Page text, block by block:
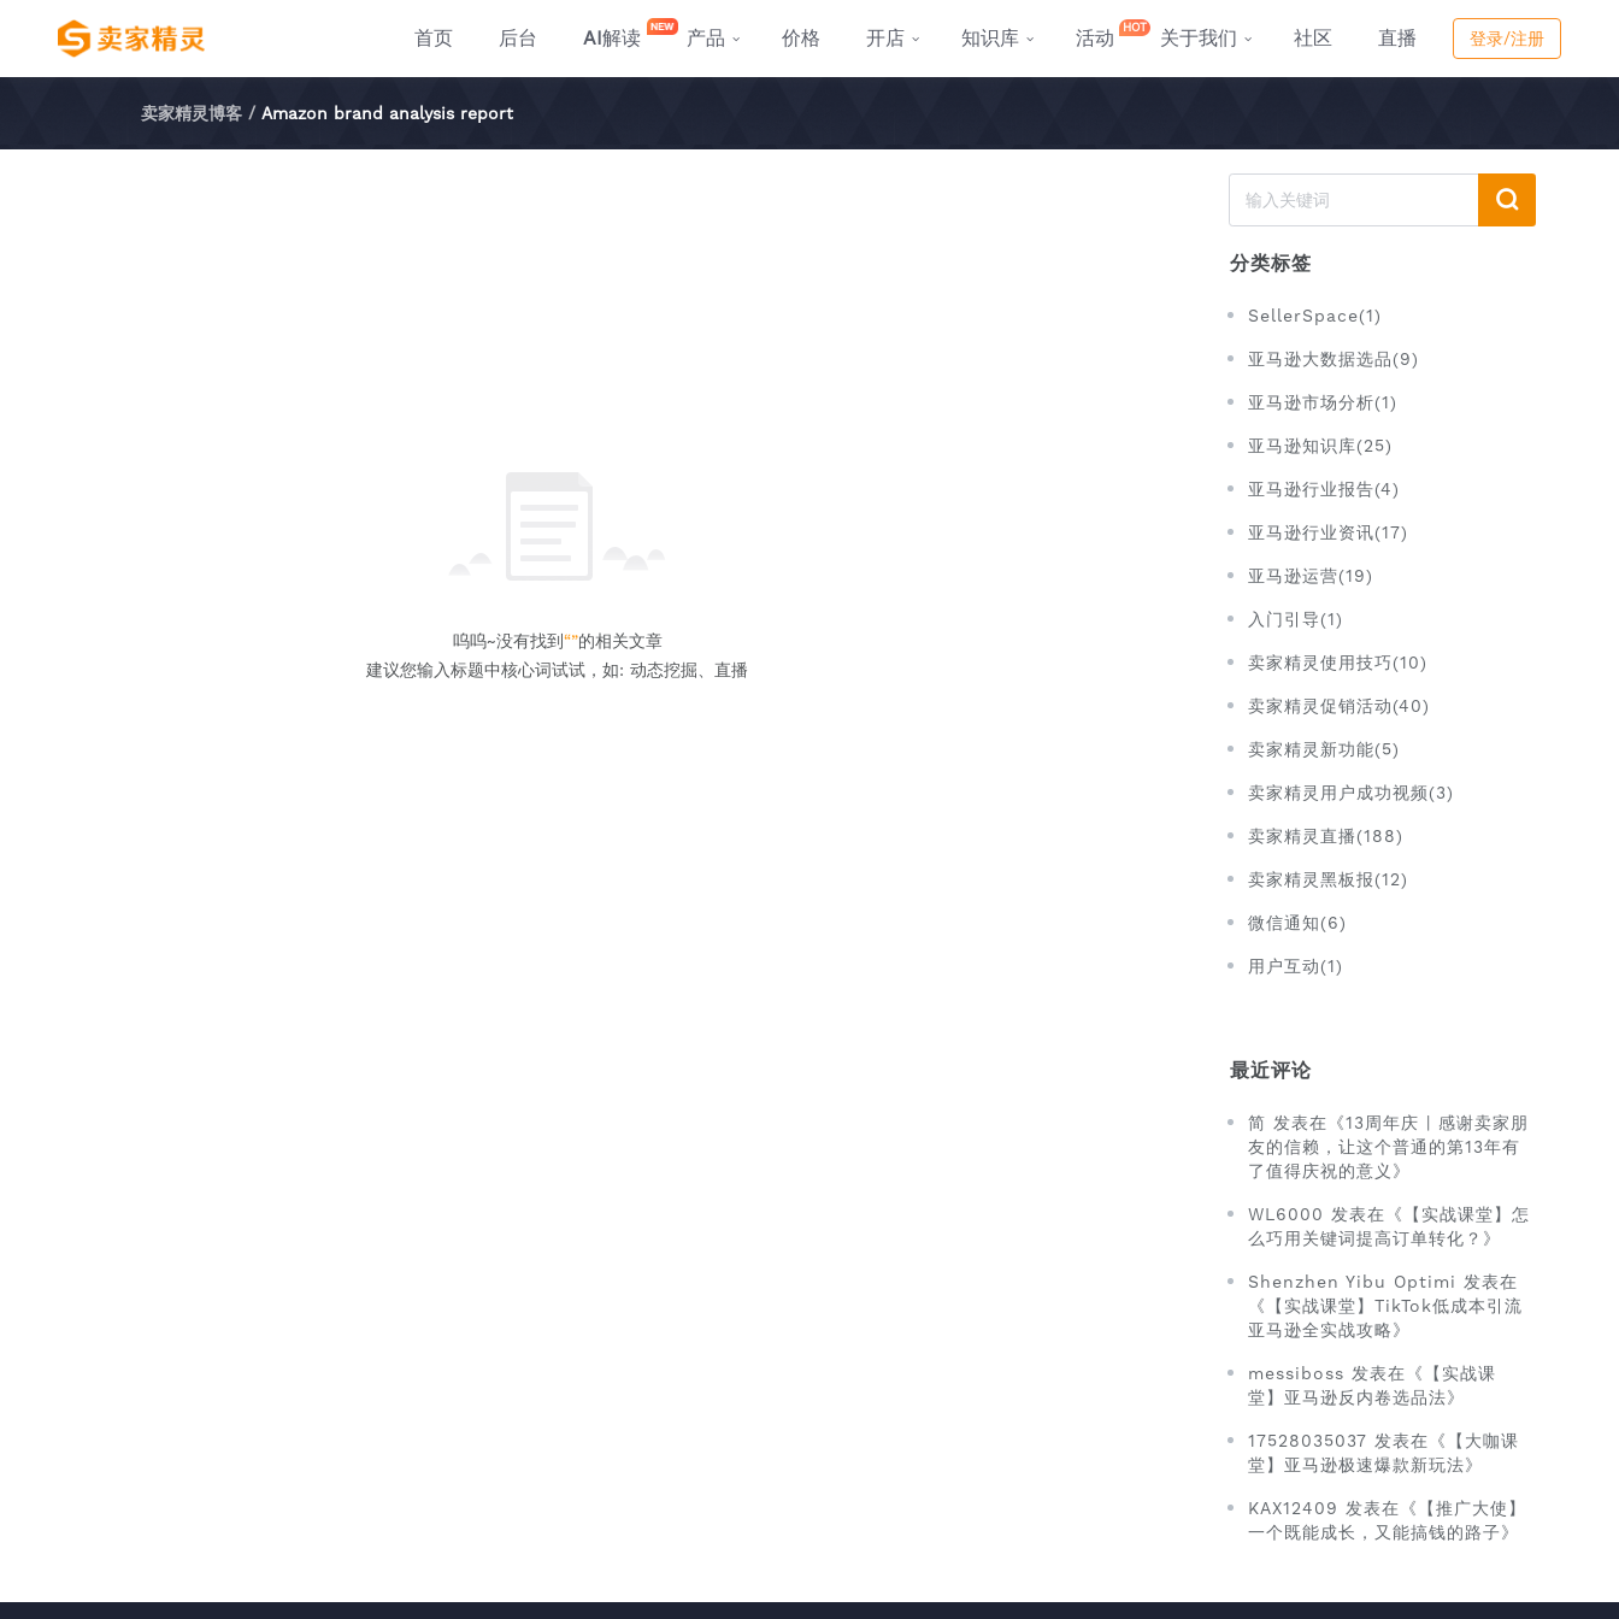
首页 后台 AI解读 产品 价格 开店 知识库 活动 HOT 关于我们 社区 直播 登录/注册
卖家精灵博客 / Amazon brand analysis report
呜呜~没有找到 “”的相关文章
建议您输入标题中核心词试试，如: 动态挖掘、直播
分类标签
SellerSpace(1)
亚马逊大数据选品(9)
亚马逊市场分析(1)
亚马逊知识库(25)
亚马逊行业报告(4)
亚马逊行业资讯(17)
亚马逊运营(19)
入门引导(1)
卖家精灵使用技巧(10)
卖家精灵促销活动(40)
卖家精灵新功能(5)
卖家精灵用户成功视频(3)
卖家精灵直播(188)
卖家精灵黑板报(12)
微信通知(6)
用户互动(1)
最近评论
简 发表在《13周年庆 | 感谢卖家朋
友的信赖，让这个普通的第13年有
了值得庆祝的意义》
WL6000 发表在《【实战课堂】怎
么巧用关键词提高订单转化？》
Shenzhen Yibu Optimi 发表在
《【实战课堂】TikTok低成本引流
亚马逊全实战攻略》
messiboss 发表在《【实战课
堂】亚马逊反内卷选品法》
17528035037 发表在《【大咖课
堂】亚马逊极速爆款新玩法》
KAX12409 发表在《【推广大使】
一个既能成长，又能搞钱的路子》